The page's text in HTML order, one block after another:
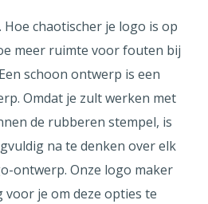
Hoe chaotischer je logo is op
meer ruimte voor fouten bij
schoon ontwerp is een
Omdat je zult werken met
de rubberen stempel, is
na te denken over elk
ontwerp. Onze logo maker
je om deze opties te